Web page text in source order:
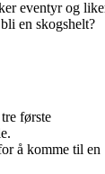
eventyr og
en skogshelt?
første
å komme til en